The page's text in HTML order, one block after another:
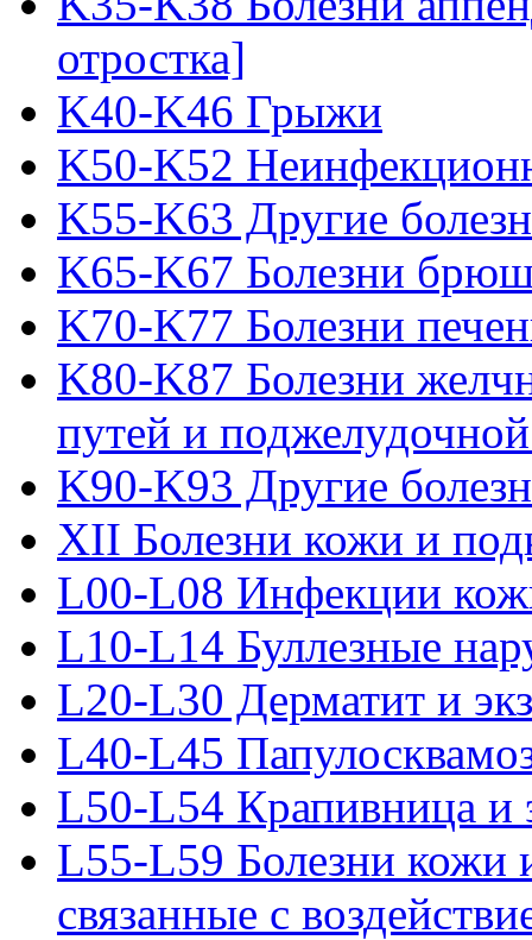
отростка]
K40-K46 Грыжи
K50-K52
K55-K63 Другие
K65-K67 Болезни
K70-K77 Болезни
K80-K87 Болезни
путей и
K90-K93 Другие
XII Болезни кожи и
L00-L08 Инфекции
L10-L14 Буллезные
L20-L30 Дерматит и
L40-L45
L50-L54 Крапивница и
L55-L59 Болезни кожи
связанные с